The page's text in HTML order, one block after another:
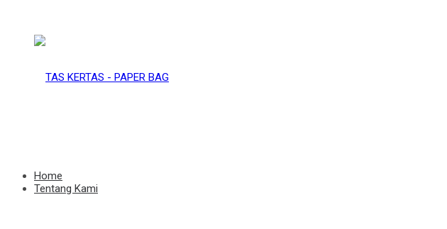
Home
Tentang Kami